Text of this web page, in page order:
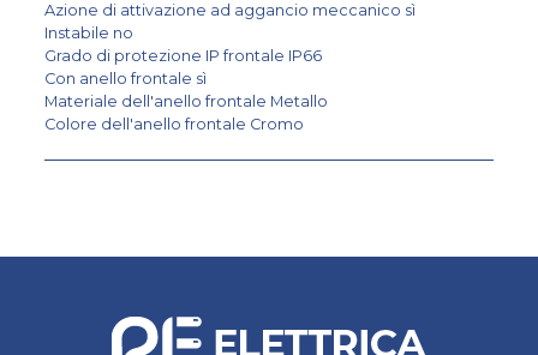
Azione di attivazione ad aggancio meccanico sì
Instabile no
Grado di protezione IP frontale IP66
Con anello frontale sì
Materiale dell'anello frontale Metallo
Colore dell'anello frontale Cromo